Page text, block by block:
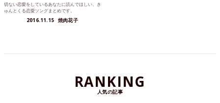
切ない恋愛をしているあなたに読んでほしい、き
ゅんとくる恋愛ソングまとめです。
2016.11.15 焼肉花子
RANKING
人気の記事